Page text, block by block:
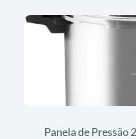
Panela de Pressão